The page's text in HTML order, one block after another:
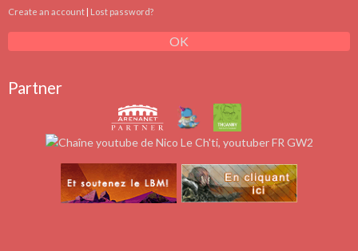
Create an account | Lost password?
OK
Partner